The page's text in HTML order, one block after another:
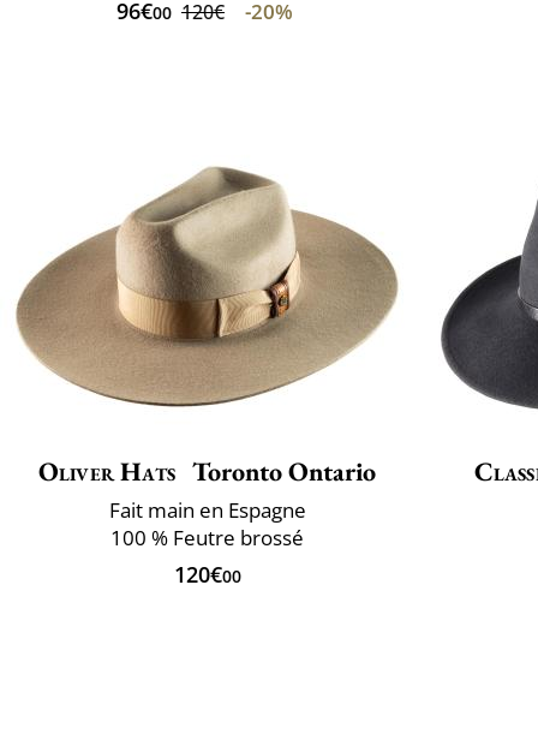
96€00 120€ -20%
Oliver Hats Toronto Ontario
Fait main en Espagne
100 % Feutre brossé
120€00